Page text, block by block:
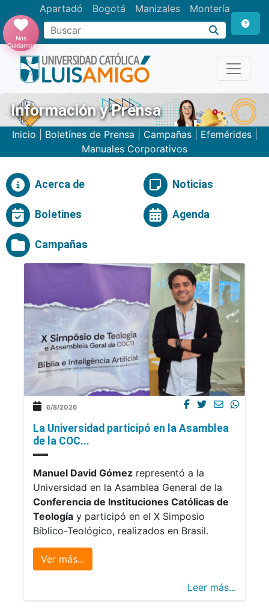
Apartadó Bogotá Manizales Montería
Buscar
Nos
Cuidamos
Información y Prensa
Inicio Boletínes de Prensa Campañas Efemérides
Manuales Corporativos
Acerca de Noticias
Boletines Agenda
Campañas
6/8/2026
La Universidad participó en la Asamblea
de la COC...
Manuel David Gómez representó a la
Universidad en la Asamblea General de la
Conferencia de Instituciones Católicas de
Teología y participó en el X Simposio
Bíblico-Teológico, realizados en Brasil.
Ver más...
Leer más...